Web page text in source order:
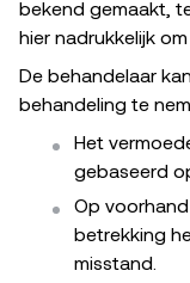
bekend gemaakt,
hier nadrukkelijk
De behandelaar
behandeling te
Het
gebaseerd
Op
betrekking
misstand.